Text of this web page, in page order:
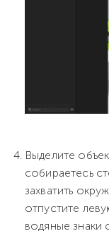
Выделите
собираетесь
захватить
отпустите
водяные знаки